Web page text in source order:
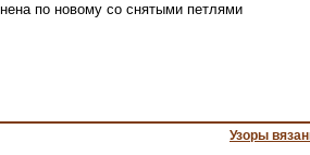
по новому со снятыми петлями
Узоры